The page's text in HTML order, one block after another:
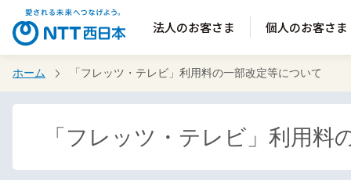
法人のお客さま 個人のお客さま
ホーム 「フレッツ・テレビ」利用料の一部改定等について
「フレッツ・テレビ」利用料